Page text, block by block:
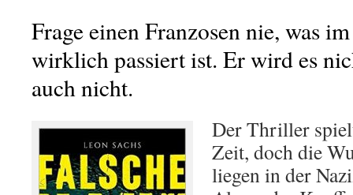
Frage einen Franzosen nie, was
wirklich passiert ist. Er wird es
auch nicht.
Der Thriller
Zeit, doch die
liegen in der